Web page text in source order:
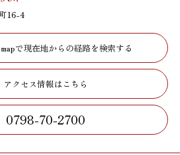
16-4
で現在地からの経路を検索する
アクセス情報はこちら
0798-70-2700